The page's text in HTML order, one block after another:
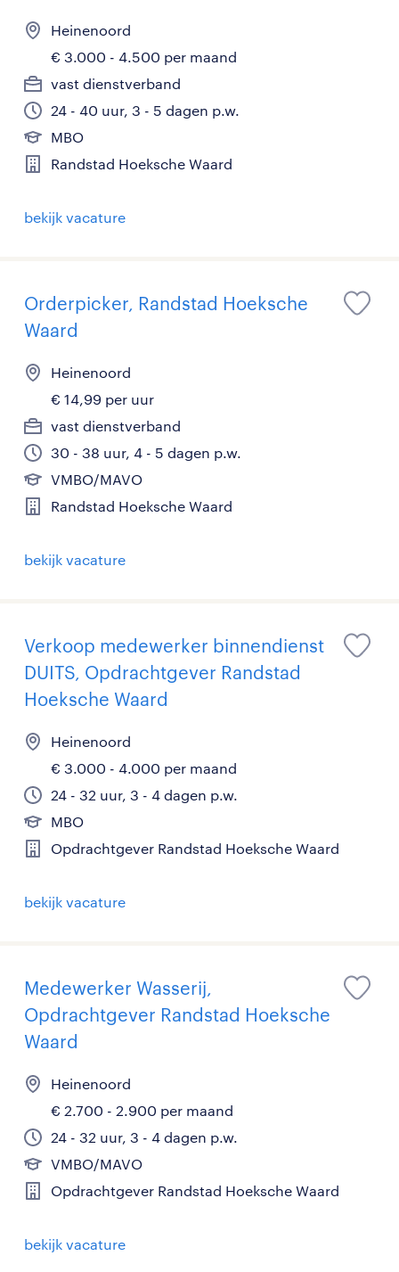
Heinenoord
€ 3.000 - 4.500 per maand
vast dienstverband
24 - 40 uur, 3 - 5 dagen p.w.
MBO
Randstad Hoeksche Waard
bekijk vacature
Orderpicker, Randstad Hoeksche
Waard
Heinenoord
€ 14,99 per uur
vast dienstverband
30 - 38 uur, 4 - 5 dagen p.w.
VMBO/MAVO
Randstad Hoeksche Waard
bekijk vacature
Verkoop medewerker binnendienst
DUITS, Opdrachtgever Randstad
Hoeksche Waard
Heinenoord
€ 3.000 - 4.000 per maand
24 - 32 uur, 3 - 4 dagen p.w.
MBO
Opdrachtgever Randstad Hoeksche Waard
bekijk vacature
Medewerker Wasserij,
Opdrachtgever Randstad Hoeksche
Waard
Heinenoord
€ 2.700 - 2.900 per maand
24 - 32 uur, 3 - 4 dagen p.w.
VMBO/MAVO
Opdrachtgever Randstad Hoeksche Waard
bekijk vacature